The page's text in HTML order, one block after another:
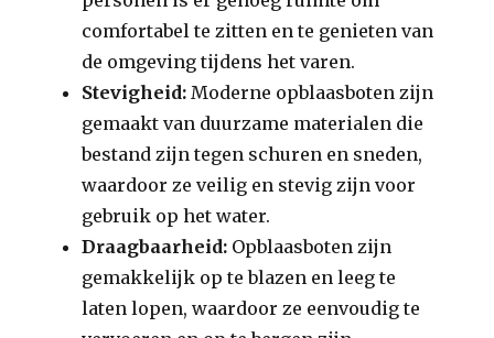
comfortabel te zitten en te genieten van
de omgeving tijdens het varen.
Stevigheid: Moderne opblaasboten zijn
gemaakt van duurzame materialen die
bestand zijn tegen schuren en sneden,
waardoor ze veilig en stevig zijn voor
gebruik op het water.
Draagbaarheid: Opblaasboten zijn
gemakkelijk op te blazen en leeg te
laten lopen, waardoor ze eenvoudig te